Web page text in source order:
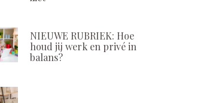
NIEUWE RUBRIEK: Hoe
houd jij werk en privé in
balans?